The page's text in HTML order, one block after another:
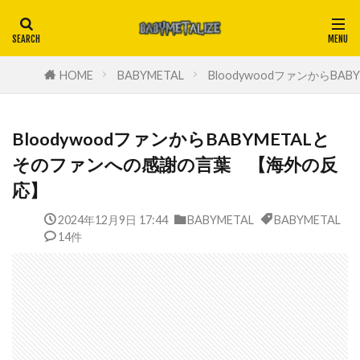
HOME BABYMETAL Bloodywoodファンから
BloodywoodファンからBABYMETALと
そのファンへの感謝の言葉 【海外の反
応】
2024年12月9日 17:44 BABYMETAL
BABYMETAL
14件